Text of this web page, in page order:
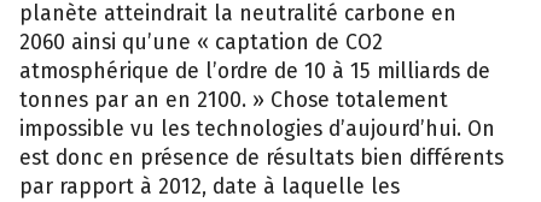
planète atteindrait la neutralité carbone en
2060 ainsi qu’une « captation de CO2
atmosphérique de l’ordre de 10 à 15 milliards de
tonnes par an en 2100. » Chose totalement
impossible vu les technologies d’aujourd’hui. On
est donc en présence de résultats bien différents
par rapport à 2012, date à laquelle les